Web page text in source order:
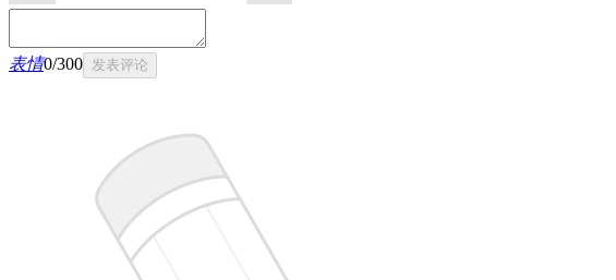
表情0/300 发表评论